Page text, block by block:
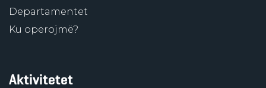
Departamentet
Ku operojmë?
Aktivitetet